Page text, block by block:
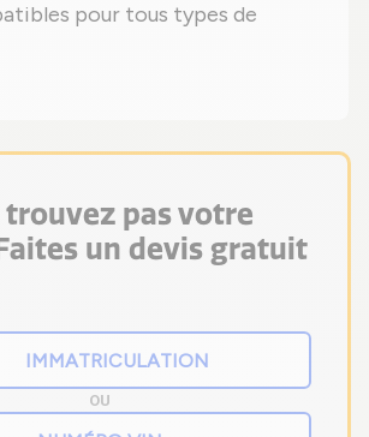
pour tous types de
trouvez pas votre
un devis gratuit
OU